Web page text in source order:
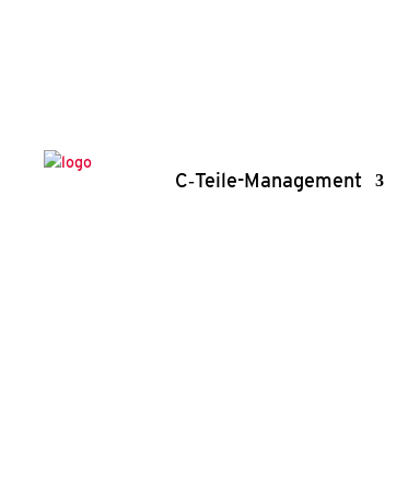
C‑Tei­­le-Mana­ge­­ment